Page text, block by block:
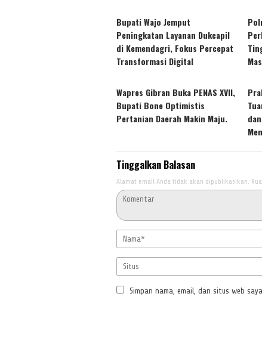
Bupati Wajo Jemput
Peningkatan Layanan Dukcapil
di Kemendagri, Fokus Percepat
Transformasi Digital
Wapres Gibran Buka PENAS XVII,
Bupati Bone Optimistis
Pertanian Daerah Makin Maju.
Tinggalkan Balasan
Alamat email Anda tidak akan dipublikasikan.
Simpan nama, email, dan situs web